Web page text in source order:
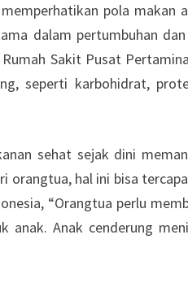
DINI
pola makan
dalam pertumbuhan
Sakit Pusat
seperti karbohidrat,
sehat sejak dini
orangtua, hal ini bisa
“Orangtua perlu
anak. Anak cenderung